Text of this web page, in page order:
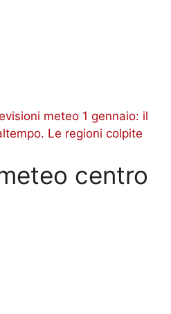
meteo 1 gennaio: il
Le regioni colpite
centro